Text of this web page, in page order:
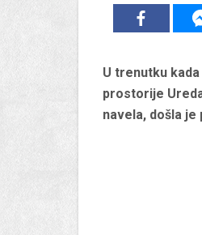
U trenutku
prostorije
navela, došla je